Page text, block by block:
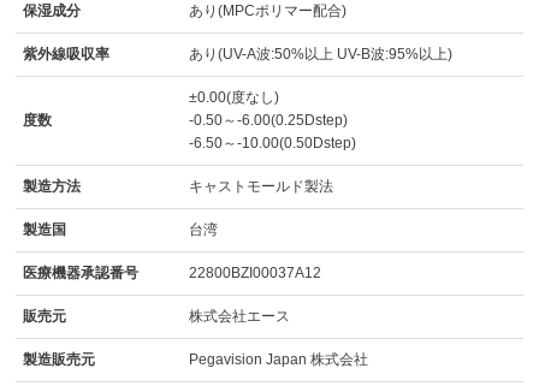
保湿成分 あり(MPCポリマー配合)
紫外線吸収率 あり(UV-A波:50%以上 UV-B波:95%以上)
度数
±0.00(度なし)
-0.50～-6.00(0.25Dstep)
-6.50～-10.00(0.50Dstep)
製造方法 キャストモールド製法
製造国 台湾
医療機器承認番号 22800BZI00037A12
販売元 株式会社エース
製造販売元 Pegavision Japan 株式会社